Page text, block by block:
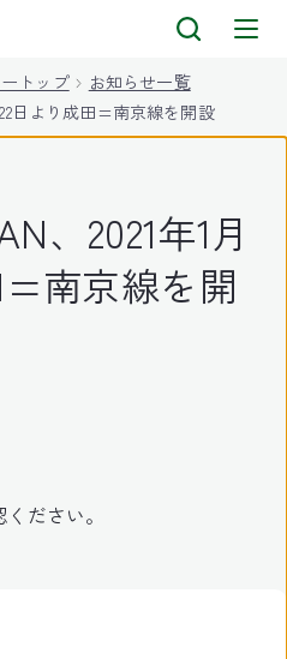
トップ
お知らせ一覧
22日より成田=南京線を開設
、2021年1月
=南京線を開
ださい。